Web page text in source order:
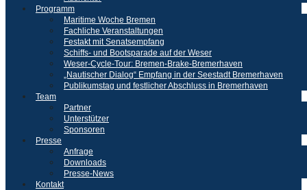
Programm
Maritime Woche Bremen
Fachliche Veranstaltungen
Festakt mit Senatsempfang
Schiffs- und Bootsparade auf der Weser
Weser-Cycle-Tour: Bremen-Brake-Bremerhaven
„Nautischer Dialog“ Empfang in der Seestadt Bremerhaven
Publikumstag und festlicher Abschluss in Bremerhaven
Team
Partner
Unterstützer
Sponsoren
Presse
Anfrage
Downloads
Presse-News
Kontakt